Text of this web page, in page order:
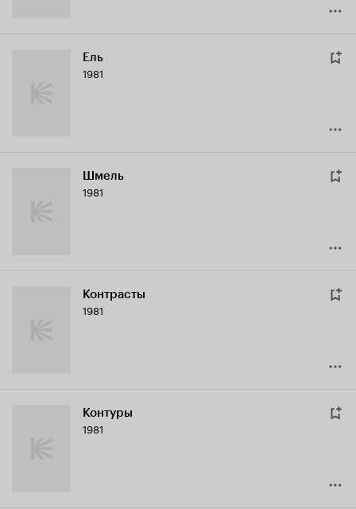
Ель
1981
Шмель
1981
Контрасты
1981
Контуры
1981